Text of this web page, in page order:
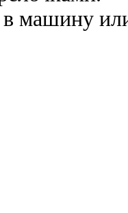
машину